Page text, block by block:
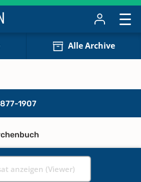
Alle Archive
1907
anzeigen (Viewer)